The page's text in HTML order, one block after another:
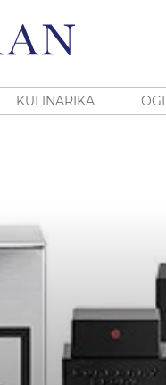
KULINARIKA